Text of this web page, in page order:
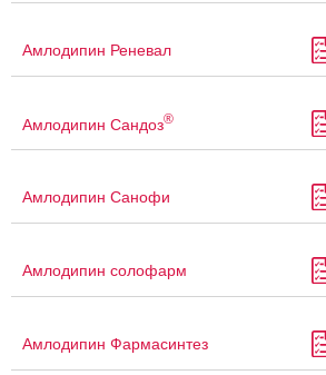
Амлодипин Реневал
Амлодипин Сандоз®
Амлодипин Санофи
Амлодипин солофарм
Амлодипин Фармасинтез